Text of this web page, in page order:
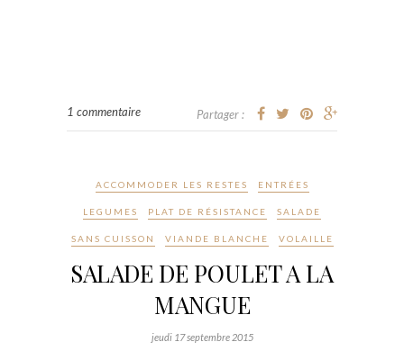
1 commentaire Partager :
ACCOMMODER LES RESTES ENTRÉES
LEGUMES PLAT DE RÉSISTANCE SALADE
SANS CUISSON VIANDE BLANCHE VOLAILLE
SALADE DE POULET A LA
MANGUE
jeudi 17 septembre 2015